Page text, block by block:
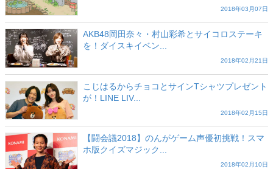
2018年03月07日
AKB48岡田奈々・村山彩希とサイコロステーキ
を！ダイスキイベン...
2018年02月21日
こじはるからチョコとサインTシャツプレゼント
が！LINE LIV...
2018年02月15日
【闘会議2018】のんがゲーム声優初挑戦！スマ
ホ版クイズマジック...
2018年02月10日